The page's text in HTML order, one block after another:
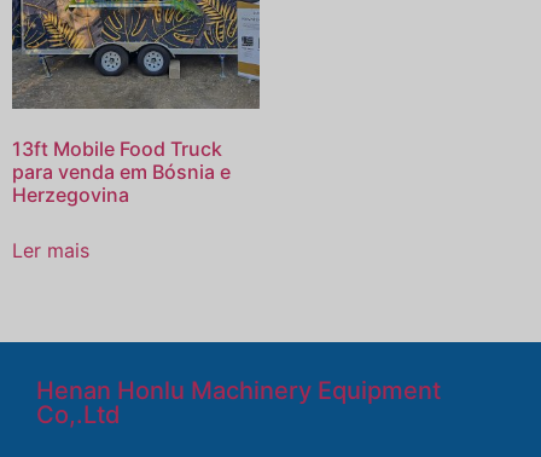
13ft Mobile Food Truck
para venda em Bósnia e
Herzegovina
Ler mais
Henan Honlu Machinery Equipment
Co,.Ltd